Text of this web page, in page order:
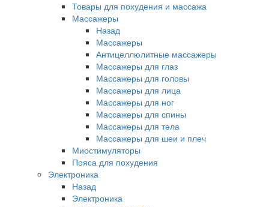
Товары для похудения и массажа
Массажеры
Назад
Массажеры
Антицеллюлитные массажеры
Массажеры для глаз
Массажеры для головы
Массажеры для лица
Массажеры для ног
Массажеры для спины
Массажеры для тела
Массажеры для шеи и плеч
Миостимуляторы
Пояса для похудения
Электроника
Назад
Электроника